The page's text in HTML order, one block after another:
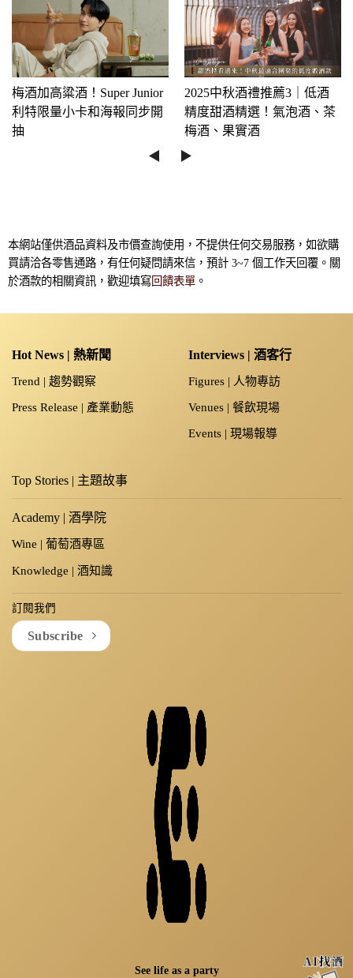
梅酒加高粱酒！Super Junior
利特限量小卡和海報同步開
抽
2025中秋酒禮推薦3｜低酒
精度甜酒精選！氣泡酒、茶
梅酒、果實酒
◀︎
▶︎
本網站僅供酒品資料及市價查詢使用，不提供任何交易服務，如欲購
買請洽各零售通路，有任何疑問請來信，預計 3~7 個工作天回覆。關
於酒款的相關資訊，歡迎填寫 回饋表單 。
See life as a party
Hot News | 熱新聞
Trend | 趨勢觀察
Press Release | 產業動態
Interviews | 酒客行
Figures | 人物專訪
Venues | 餐飲現場
Events | 現場報導
Top Stories | 主題故事
Academy | 酒學院
Wine | 葡萄酒專區
Knowledge | 酒知識
訂閱我們
Subscribe